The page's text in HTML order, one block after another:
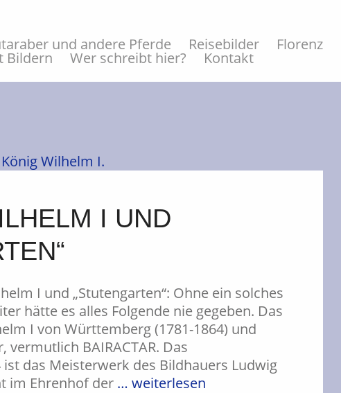
und andere Pferde Reisebilder Florenz
Bildern Wer schreibt hier? Kontakt
I UND
I und „Stutengarten“: Ohne ein solches
hätte es alles Folgende nie gegeben. Das
I von Württemberg (1781-1864) und
BAIRACTAR. Das
das Meisterwerk des Bildhauers Ludwig
im Ehrenhof der … weiterlesen